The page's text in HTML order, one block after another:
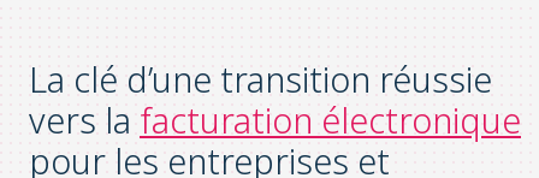
La clé d’une transition réussie
vers la facturation électronique
pour les entreprises et